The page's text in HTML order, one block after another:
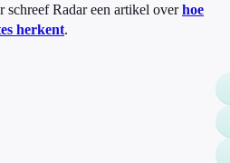
schreef Radar een artikel overhoe
herkent.